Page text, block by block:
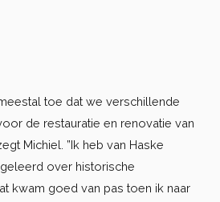
toe dat we verschillende
de restauratie en renovatie van
Michiel. ”Ik heb van Haske
over historische
kwam goed van pas toen ik naar